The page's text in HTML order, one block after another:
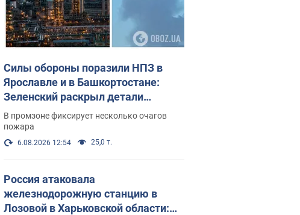
Силы обороны поразили НПЗ в
Ярославле и в Башкортостане:
Зеленский раскрыл детали
операции. Фото и видео
В промзоне фиксирует несколько очагов
пожара
6.08.2026 12:54 25,0 т.
Россия атаковала
железнодорожную станцию в
Лозовой в Харьковской области: